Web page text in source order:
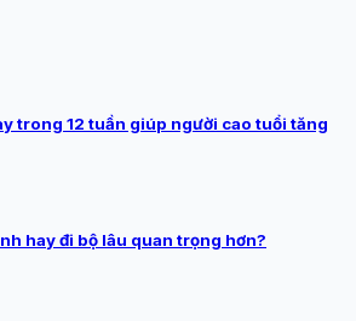
trong 12 tuần giúp người cao tuổi tăng
hay đi bộ lâu quan trọng hơn?